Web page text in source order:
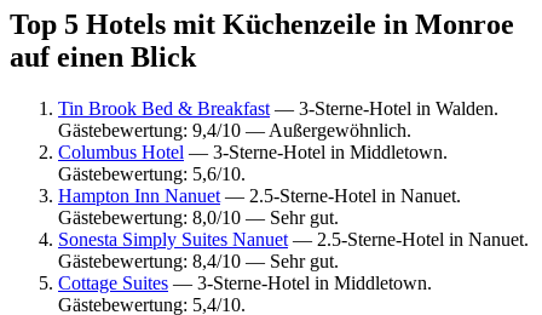
Top 5 Hotels mit Küchenzeile in Monroe
auf einen Blick
Tin Brook Bed & Breakfast — 3-Sterne-Hotel in Walden.
Gästebewertung: 9,4/10 — Außergewöhnlich.
Columbus Hotel — 3-Sterne-Hotel in Middletown.
Gästebewertung: 5,6/10.
Hampton Inn Nanuet — 2.5-Sterne-Hotel in Nanuet.
Gästebewertung: 8,0/10 — Sehr gut.
Sonesta Simply Suites Nanuet — 2.5-Sterne-Hotel in Nanuet.
Gästebewertung: 8,4/10 — Sehr gut.
Cottage Suites — 3-Sterne-Hotel in Middletown.
Gästebewertung: 5,4/10.